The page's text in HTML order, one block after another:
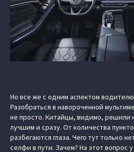
Но все же с одним аспектом
Разобраться в навороченной
не просто. Китайцы, видимо, решили
лучшим и сразу. От количества
разбегаются глаза. Чего тут только
селфи в пути. Зачем? На этот вопрос